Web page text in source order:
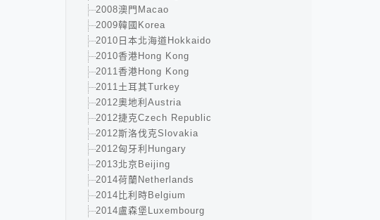
2008澳門Macao
2009韓國Korea
2010日本北海道Hokkaido
2010香港Hong Kong
2011香港Hong Kong
2011土耳其Turkey
2012奧地利Austria
2012捷克Czech Republic
2012斯洛伐克Slovakia
2012匈牙利Hungary
2013北京Beijing
2014荷蘭Netherlands
2014比利時Belgium
2014盧森堡Luxembourg